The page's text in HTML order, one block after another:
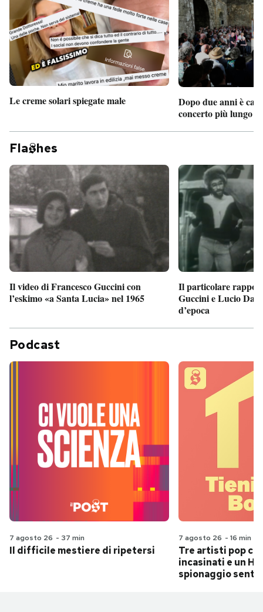
Le creme solari spiegate male
Dopo due anni è
concerto più lungo
Fla hes
Il video di Francesco Guccini con
l’eskimo «a Santa Lucia» nel 1965
Il particolare
Guccini e Lucio
d’epoca
Podcast
7 agosto 26 - 37 min
Il difficile mestiere di ripetersi
7 agosto 26 - 16 min
Tre artisti pop
incasinati e un
spionaggio